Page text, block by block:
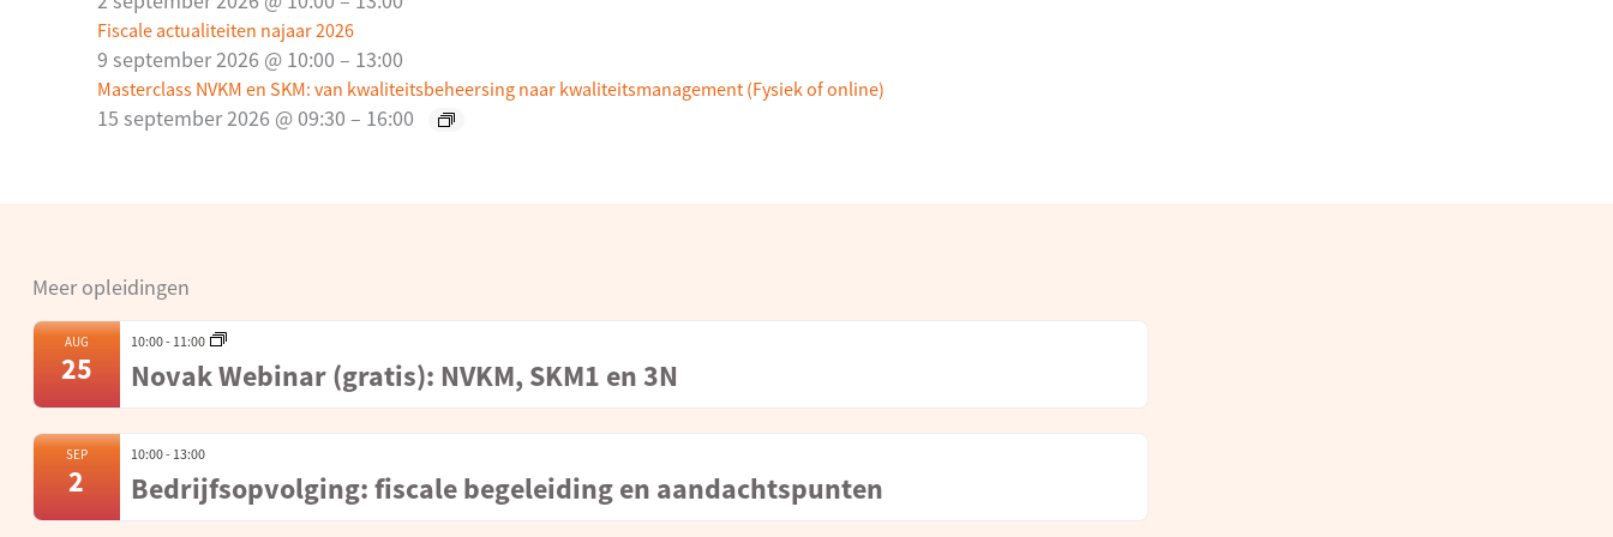
Fiscale actualiteiten najaar 2026
9 september 2026 @ 10:00 – 13:00
Masterclass NVKM en SKM: van kwaliteitsbeheersing naar kwaliteitsmanagement (Fysiek of online)
15 september 2026 @ 09:30 – 16:00
Meer opleidingen
AUG
25
10:00- 11:00
Novak Webinar (gratis): NVKM, SKM1 en 3N
SEP
2
10:00- 13:00
Bedrijfsopvolging: fiscale begeleiding en aandachtspunten